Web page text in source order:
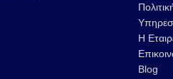
Η
Blog
ΒΙΟΛΟΓΙΚΗ ΤΥΠΟΠΟΙΗΣΗ